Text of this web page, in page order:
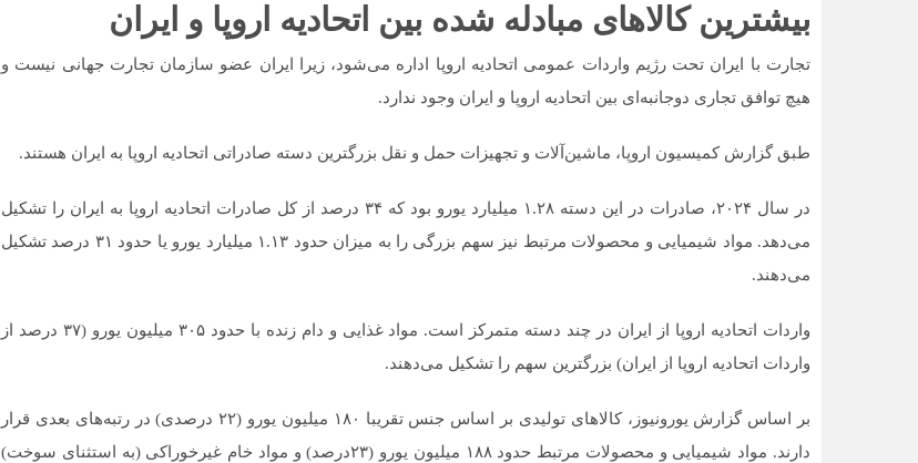
بیشترین کالا‌های مبادله شده بین اتحادیه اروپا و ایران
تجارت با ایران تحت رژیم واردات عمومی اتحادیه اروپا اداره می‌شود، زیرا ایران عضو سازمان تجارت جهانی نیست و
هیچ توافق تجاری دوجانبه‌ای بین اتحادیه اروپا و ایران وجود ندارد.
طبق گزارش کمیسیون اروپا، ماشین‌آلات و تجهیزات حمل و نقل بزرگترین دسته صادراتی اتحادیه اروپا به ایران هستند.
در سال ۲۰۲۴، صادرات در این دسته ۱.۲۸ میلیارد یورو بود که ۳۴ درصد از کل صادرات اتحادیه اروپا به ایران را تشکیل
می‌دهد. مواد شیمیایی و محصولات مرتبط نیز سهم بزرگی را به میزان حدود ۱.۱۳ میلیارد یورو یا حدود ۳۱ درصد تشکیل
می‌دهند.
واردات اتحادیه اروپا از ایران در چند دسته متمرکز است. مواد غذایی و دام زنده با حدود ۳۰۵ میلیون یورو (۳۷ درصد از
واردات اتحادیه اروپا از ایران) بزرگترین سهم را تشکیل می‌دهند.
بر اساس گزارش یورونیوز، کالا‌های تولیدی بر اساس جنس تقریبا ۱۸۰ میلیون یورو (۲۲ درصدی) در رتبه‌های بعدی قرار
دارند. مواد شیمیایی و محصولات مرتبط حدود ۱۸۸ میلیون یورو (۲۳درصد) و مواد خام غیرخوراکی (به استثنای سوخت)